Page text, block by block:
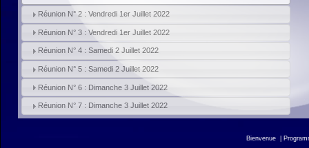
Réunion N° 2 : Vendredi 1er Juillet 2022
Réunion N° 3 : Vendredi 1er Juillet 2022
Réunion N° 4 : Samedi 2 Juillet 2022
Réunion N° 5 : Samedi 2 Juillet 2022
Réunion N° 6 : Dimanche 3 Juillet 2022
Réunion N° 7 : Dimanche 3 Juillet 2022
Bienvenue